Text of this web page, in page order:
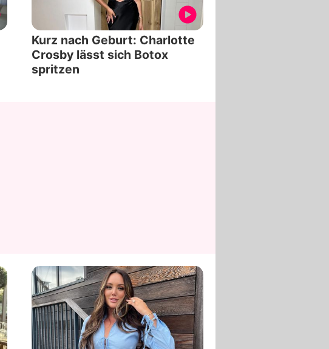
Kurz nach Geburt: Charlotte
Crosby lässt sich Botox
spritzen